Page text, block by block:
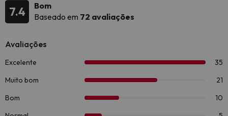
7.4
Bom
Baseado em 72 avaliações